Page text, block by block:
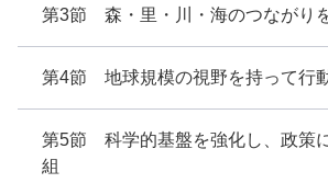
第3節 森・里・川・海のつながり
第4節 地球規模の視野を持って行
第5節 科学的基盤を強化し、政策
組